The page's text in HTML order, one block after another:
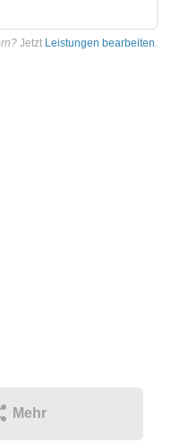
Jetzt Leistungen bearbeiten.
Mehr